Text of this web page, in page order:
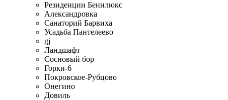
Резиденции Бенилюкс
Александровка
Санаторий Барвиха
Усадьба Пантелеево
gj
Ландшафт
Сосновый бор
Горки-6
Покровское-Рубцово
Онегино
Довиль